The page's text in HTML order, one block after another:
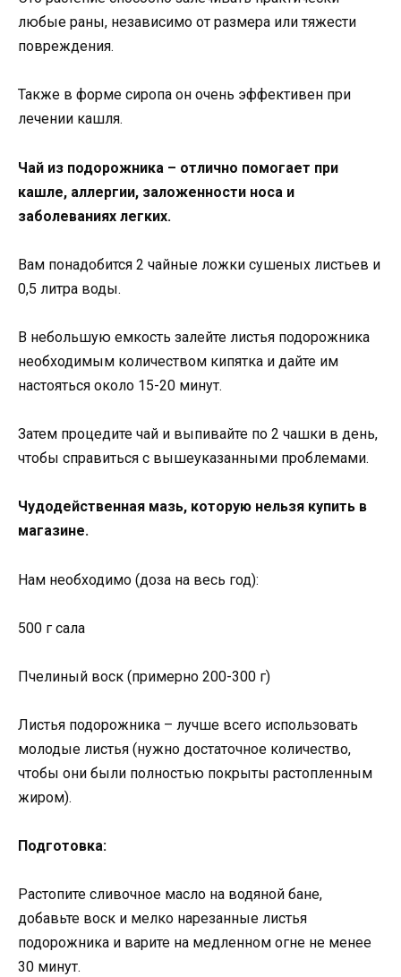
любые раны, независимо от размера или тяжести
повреждения.
Также в форме сиропа он очень эффективен при
лечении кашля.
Чай из подорожника – отлично помогает при
кашле, аллергии, заложенности носа и
заболеваниях легких.
Вам понадобится 2 чайные ложки сушеных листьев и
0,5 литра воды.
В небольшую емкость залейте листья подорожника
необходимым количеством кипятка и дайте им
настояться около 15-20 минут.
Затем процедите чай и выпивайте по 2 чашки в день,
чтобы справиться с вышеуказанными проблемами.
Чудодейственная мазь, которую нельзя купить в
магазине.
Нам необходимо (доза на весь год):
500 г сала
Пчелиный воск (примерно 200-300 г)
Листья подорожника – лучше всего использовать
молодые листья (нужно достаточное количество,
чтобы они были полностью покрыты растопленным
жиром).
Подготовка:
Растопите сливочное масло на водяной бане,
добавьте воск и мелко нарезанные листья
подорожника и варите на медленном огне не менее
30 минут.